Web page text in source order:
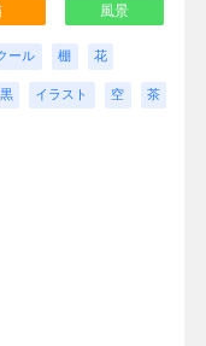
風景
ール 棚 花
黒 イラスト 空 茶